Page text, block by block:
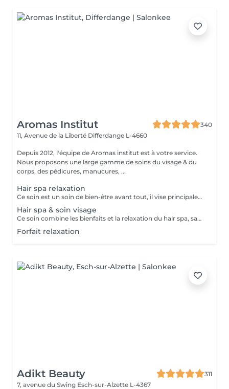
Aromas Institut
340
11, Avenue de la Liberté Differdange L-4660
Depuis 2012, l'équipe de Aromas institut est à votre service.
Nous proposons une large gamme de soins du visage & du
corps, des pédicures, manucures, ...
Hair spa relaxation
Ce soin est un soin de bien-être avant tout, il vise principalement à rééquilibrer l'harmonie du corps par des techniques et des pressions de massage au niveau du cuir chevelu, de la nuque et des épaules . Les huiles utilisées sont essentiellement là pour traiter les différentes caractéristiques de votre cuir chevelu et vos cheveux, merci de nous informer en cas d'allergie. Ce soin inclut des huiles essentielles, il est important de nous prévenir en cas de grossesse ou d'allergie. Déroulement du soin ; pose d'une huile spécifique gommage du cuir chevelu bain de vapeur et massage crânien masque des cheveux séchage Ce soin ne comprend pas de coiffure, ni de brushing à la fin du soin, uniquement un séchage.
Hair spa & soin visage
Ce soin combine les bienfaits et la relaxation du hair spa, savourez un soin du cuir chevelu associé à un massage de la nuque, des épaules et de la tête en traitant vous peau en même temps. Ce soin ne comprend pas de coiffure à la fin, ni de brushing, uniquement un séchage.
Forfait relaxation
Adikt Beauty
311
7, avenue du Swing Esch-sur-Alzette L-4367